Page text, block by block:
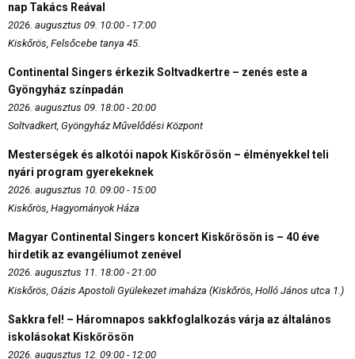
nap Takács Reával
2026. augusztus 09. 10:00 - 17:00
Kiskőrös, Felsőcebe tanya 45.
Continental Singers érkezik Soltvadkertre – zenés este a
Gyöngyház színpadán
2026. augusztus 09. 18:00 - 20:00
Soltvadkert, Gyöngyház Művelődési Központ
Mesterségek és alkotói napok Kiskőrösön – élményekkel teli
nyári program gyerekeknek
2026. augusztus 10. 09:00 - 15:00
Kiskőrös, Hagyományok Háza
Magyar Continental Singers koncert Kiskőrösön is – 40 éve
hirdetik az evangéliumot zenével
2026. augusztus 11. 18:00 - 21:00
Kiskőrös, Oázis Apostoli Gyülekezet imaháza (Kiskőrös, Holló János utca 1.)
Sakkra fel! – Háromnapos sakkfoglalkozás várja az általános
iskolásokat Kiskőrösön
2026. augusztus 12. 09:00 - 12:00